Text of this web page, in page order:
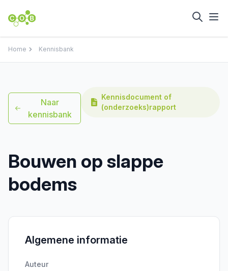
Home Kennisbank
Naar
kennisbank
Kennisdocument of
(onderzoeks)rapport
Bouwen op slappe
bodems
Algemene informatie
Auteur